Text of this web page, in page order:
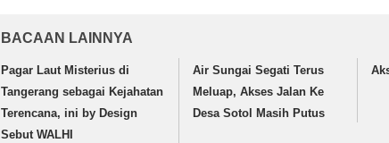
BACAAN LAINNYA
Pagar Laut Misterius di
Tangerang sebagai Kejahatan
Terencana, ini by Design
Sebut WALHI
Air Sungai Segati Terus
Meluap, Akses Jalan Ke
Desa Sotol Masih Putus